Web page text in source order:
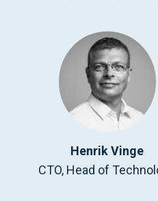
Henrik Vinge
CTO, Head of